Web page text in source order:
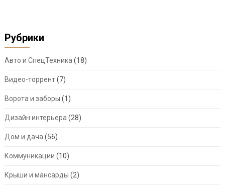
Рубрики
Авто и СпецТехника (18)
Видео-торрент(7)
Ворота и заборы (1)
Дизайн интерьера (28)
Дом и дача (56)
Коммуникации (10)
Крыши и мансарды (2)